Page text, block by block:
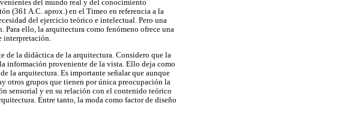
del mundo real y del conocimiento
(361 A.C. aprox.) en el Timeo en referencia a la
del ejercicio teórico e intelectual. Pero una
ello, la arquitectura como fenómeno ofrece una
interpretación.
de la didáctica de la arquitectura. Considero que la
información proveniente de la vista. Ello deja como
la arquitectura. Es importante señalar que aunque
otros grupos que tienen por única preocupación la
sensorial y en su relación con el contenido teórico
Entre tanto, la moda como factor de diseño